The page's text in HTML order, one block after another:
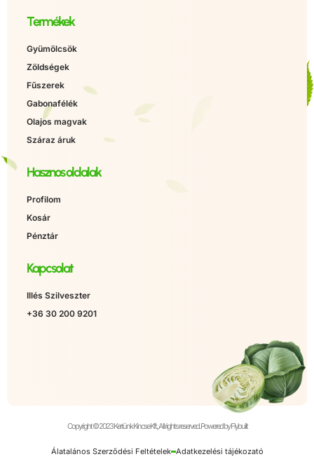
Termékek
Gyümölcsök
Zöldségek
Fűszerek
Gabonafélék
Olajos magvak
Száraz áruk
Hasznos oldalak
Profilom
Kosár
Pénztár
Kapcsolat
Illés Szilveszter
+36 30 200 9201
Copyright © 2023 Kertünk Kincse Kft., All rights reserved. Powered by Flybuilt
Álatalános Szerződési Feltételek Adatkezelési tájékozató